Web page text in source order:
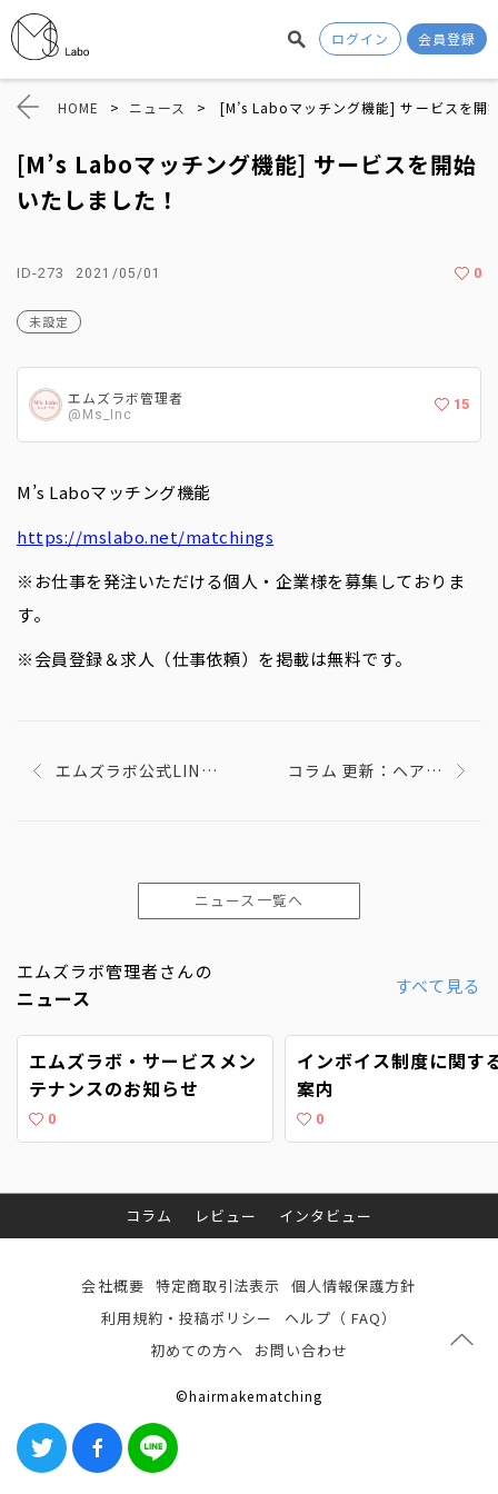
ログイン 会員登録
HOME > ニュース > [M’s Laboマッチング機能] サービスを開
[M’s Laboマッチング機能] サービスを開始
いたしました！
ID-273 2021/05/01 0
未設定
エムズラボ管理者
@Ms_Inc
15
M’s Laboマッチング機能
https://mslabo.net/matchings
※お仕事を発注いただける個人・企業様を募集しておりま
す。
※会員登録＆求人（仕事依頼）を掲載は無料です。
エムズラボ公式LINE
コラム 更新：ヘアメ
くヘアメイクアップ
アーティストへの
ニュース一覧へ
エムズラボ管理者さんの
ニュース すべて見る
エムズラボ・サービスメン
テナンスのお知らせ
0
インボイス制度に関す
案内
0
コラム レビュー インタビュー
会社概要 特定商取引法表示 個人情報保護方針
利用規約・投稿ポリシー
ヘルプ（ FAQ）
初めての方へ
お問い合わせ
©hairmakematching